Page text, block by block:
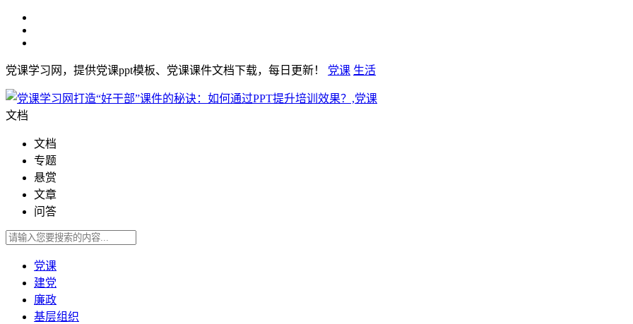
党课学习网，提供党课ppt模板、党课课件文档下载，每日更新！ 党课 生活
文档
文档
专题
悬赏
文章
问答
党课
建党
廉政
基层组织